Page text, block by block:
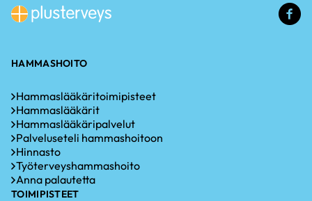
HAMMASHOITO
Hammaslääkäritoimipisteet
Hammaslääkärit
Hammaslääkäripalvelut
Palveluseteli hammashoitoon
Hinnasto
Työterveyshammashoito
Anna palautetta
TOIMIPISTEET